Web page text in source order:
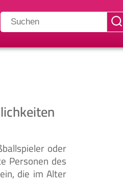
oder
Personen des
die im Alter